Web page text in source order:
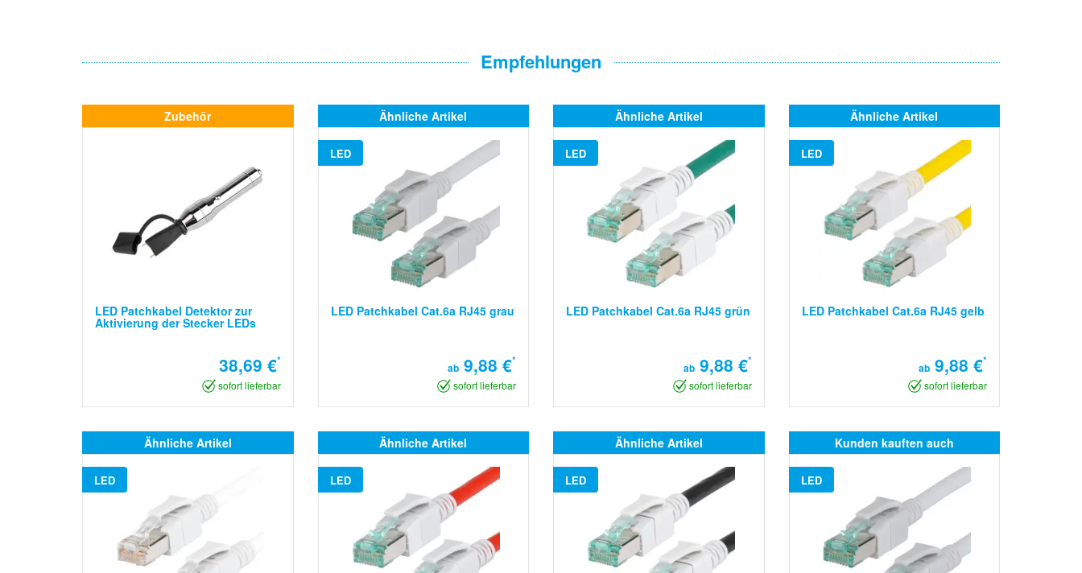
Empfehlungen
Zubehör
LED Patchkabel Detektor zur
Aktivierung der Stecker LEDs
38,69 €*
sofort lieferbar
Ähnliche Artikel
LED
LED Patchkabel Cat.6a RJ45 grau
ab 9,88 €*
sofort lieferbar
Ähnliche Artikel
LED
LED Patchkabel Cat.6a RJ45 grün
ab9,88 €*
sofort lieferbar
Ähnliche Artikel
LED
LED Patchkabel Cat.6a RJ45 gelb
ab 9,88 €*
sofort lieferbar
Ähnliche Artikel
LED
Ähnliche Artikel
LED
Ähnliche Artikel
LED
Kunden kauften auch
LED